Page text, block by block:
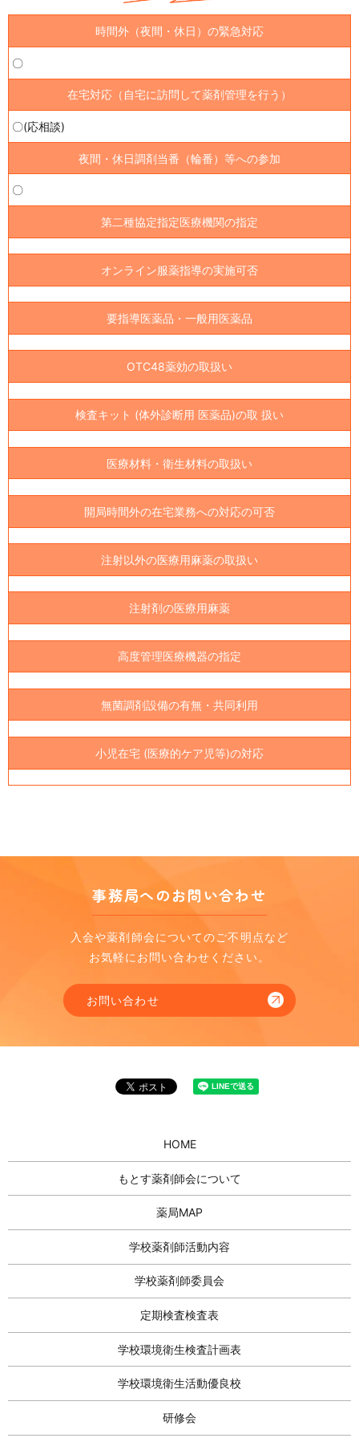
時間外（夜間・休日）の緊急対応
〇
在宅対応（自宅に訪問して薬剤管理を行う）
〇(応相談)
夜間・休日調剤当番（輪番）等への参加
〇
第二種協定指定医療機関の指定
オンライン服薬指導の実施可否
要指導医薬品・一般用医薬品
OTC48薬効の取扱い
検査キット (体外診断用 医薬品)の取 扱い
医療材料・衛生材料の取扱い
開局時間外の在宅業務への対応の可否
注射以外の医療用麻薬の取扱い
注射剤の医療用麻薬
高度管理医療機器の指定
無菌調剤設備の有無・共同利用
小児在宅 (医療的ケア児等)の対応
事務局へのお問い合わせ
入会や薬剤師会についてのご不明点など
お気軽にお問い合わせください。
お問い合わせ
HOME
もとす薬剤師会について
薬局MAP
学校薬剤師活動内容
学校薬剤師委員会
定期検査検査表
学校環境衛生検査計画表
学校環境衛生活動優良校
研修会